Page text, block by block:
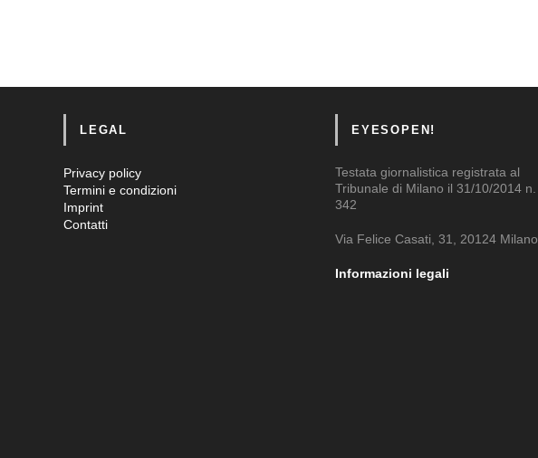
LEGAL
Privacy policy
Termini e condizioni
Imprint
Contatti
EYESOPEN!
Testata giornalistica registrata al
Tribunale di Milano il 31/10/2014 n.
342
Via Felice Casati, 31, 20124 Milano
Informazioni legali